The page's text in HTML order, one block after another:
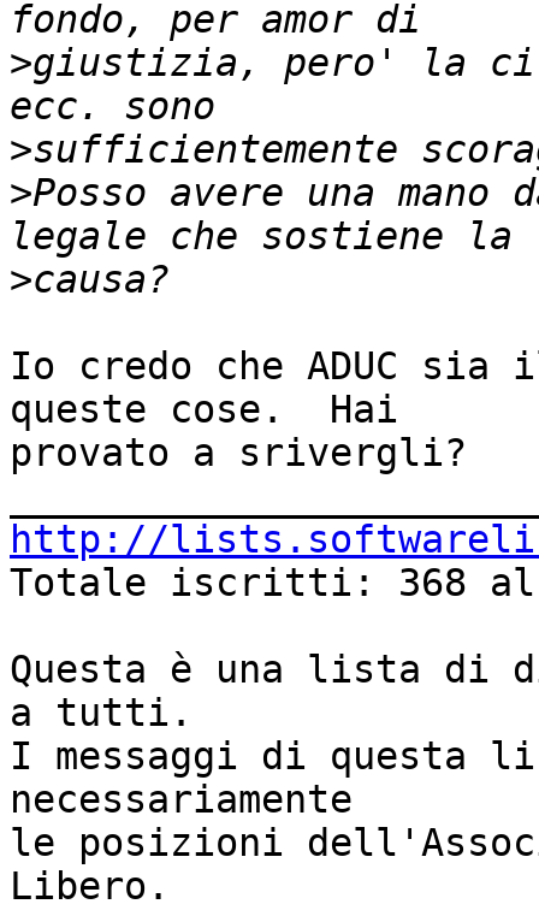
>giustizia, pero' la
>
>Posso avere una
>
Io credo che ADUC
queste cose.  Hai
provato a srivergli?
http://
Totale iscritti: 368 al
Questa è una lista di
a tutti.
I messaggi di questa
necessariamente
le posizioni
Libero.